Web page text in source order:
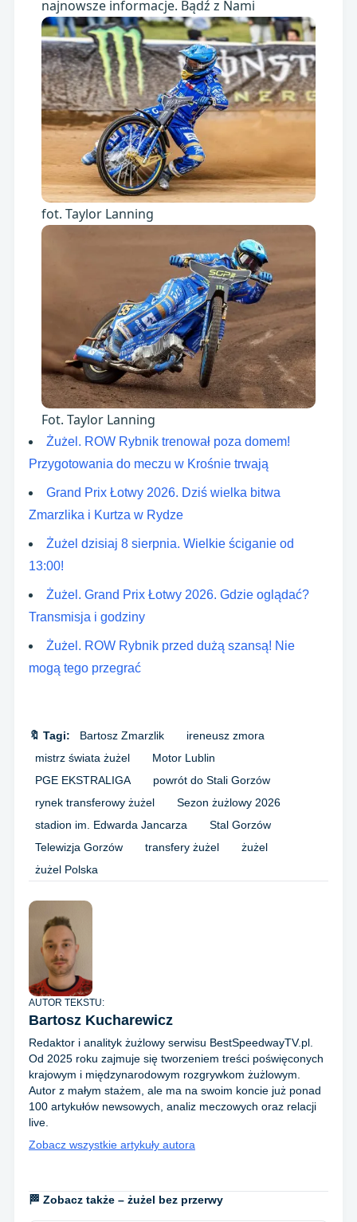
najnowsze informacje. Bądź z Nami
fot. Taylor Lanning
Fot. Taylor Lanning
Żużel. ROW Rybnik trenował poza domem!
Przygotowania do meczu w Krośnie trwają
Grand Prix Łotwy 2026. Dziś wielka bitwa
Zmarzlika i Kurtza w Rydze
Żużel dzisiaj 8 sierpnia. Wielkie ściganie od
13:00!
Żużel. Grand Prix Łotwy 2026. Gdzie oglądać?
Transmisja i godziny
Żużel. ROW Rybnik przed dużą szansą! Nie
mogą tego przegrać
🔖 Tagi: Bartosz Zmarzlik
ireneusz zmora
mistrz świata żużel
Motor Lublin
PGE EKSTRALIGA
powrót do Stali Gorzów
rynek transferowy żużel
Sezon żużlowy 2026
stadion im. Edwarda Jancarza
Stal Gorzów
Telewizja Gorzów
transfery żużel
żużel
żużel Polska
AUTOR TEKSTU:
Bartosz Kucharewicz
Redaktor i analityk żużlowy serwisu BestSpeedwayTV.pl.
Od 2025 roku zajmuje się tworzeniem treści poświęconych
krajowym i międzynarodowym rozgrywkom żużlowym.
Autor z małym stażem, ale ma na swoim koncie już ponad
100 artykułów newsowych, analiz meczowych oraz relacji
live.
Zobacz wszystkie artykuły autora
🏁 Zobacz także – żużel bez przerwy